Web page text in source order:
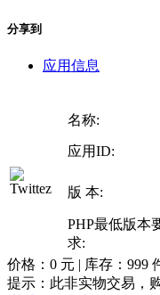
分享到
应用信息
名称:
应用ID:
版 本:
PHP最低版本
求:
价格： 0 元 | 库存： 999
提示：此非实物交易，